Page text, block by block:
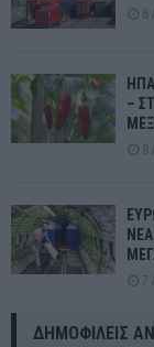
8
–
8
7
ΔΗΜΟΦΙΛΕΊΣ